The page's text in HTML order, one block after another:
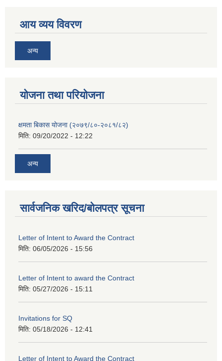
आय व्यय विवरण
अन्य
याेजना तथा परियाेजना
क्षमता बिकास योजना (२०७९/८०-२०८१/८२)
मिति: 09/20/2022 - 12:22
अन्य
सार्वजनिक खरिद/बोलपत्र सूचना
Letter of Intent to Award the Contract
मिति: 06/05/2026 - 15:56
Letter of Intent to award the Contract
मिति: 05/27/2026 - 15:11
Invitations for SQ
मिति: 05/18/2026 - 12:41
Letter of Intent to Award the Contract